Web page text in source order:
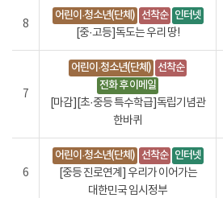
8
어린이·청소년(단체) 선착순 인터넷
[중·고등]독도는 우리 땅!
7
어린이·청소년(단체) 선착순
전화 후 이메일
[마감][초·중등 특수학급]독립기념관
한바퀴
6
어린이·청소년(단체) 선착순 인터넷
[중등 진로연계] 우리가 이어가는
대한민국 임시정부